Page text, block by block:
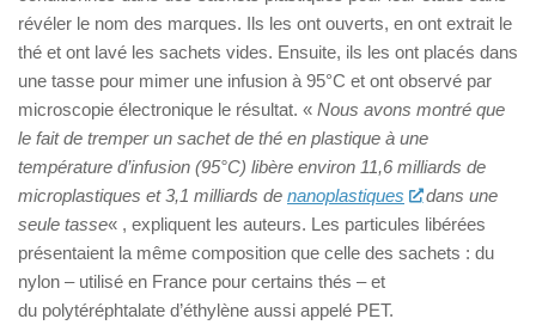
révéler le nom des marques. Ils les ont ouverts, en ont extrait le
thé et ont lavé les sachets vides. Ensuite, ils les ont placés dans
une tasse pour mimer une infusion à 95°C et ont observé par
microscopie électronique le résultat. « Nous avons montré que
le fait de tremper un sachet de thé en plastique à une
température d’infusion (95°C) libère environ 11,6 milliards de
microplastiques et 3,1 milliards de nanoplastiques
dans une
seule tasse« , expliquent les auteurs. Les particules libérées
présentaient la même composition que celle des sachets : du
nylon – utilisé en France pour certains thés – et
du polytéréphtalate d’éthylène aussi appelé PET.